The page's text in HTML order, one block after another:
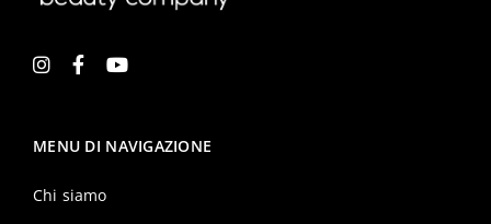
MENU DI NAVIGAZIONE
Chi siamo